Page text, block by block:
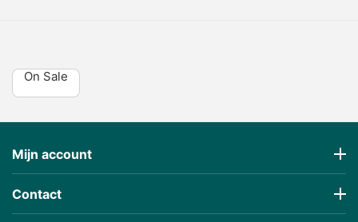
On Sale
Mijn account
Contact